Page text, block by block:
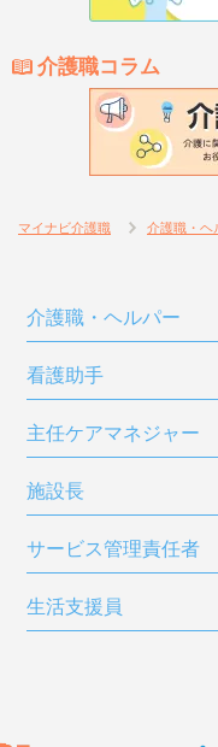
介護職コラム
マイナビ介護職 介護職・ヘ
介護職・ヘルパー
看護助手
主任ケアマネジャー
施設長
サービス管理責任者
生活支援員